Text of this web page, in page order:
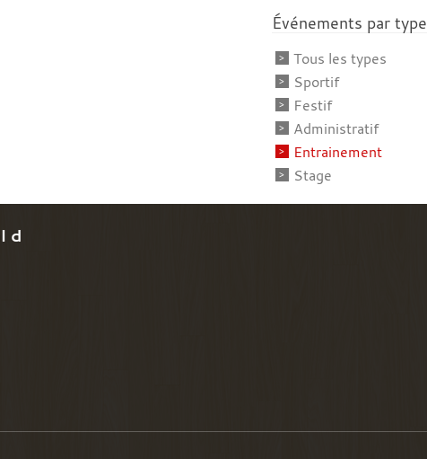
Événements par type
Tous les types
Sportif
Festif
Administratif
Entrainement
Stage
d